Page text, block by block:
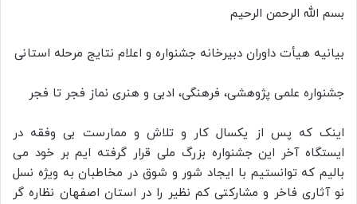
بسم الله الرحمن الرحیم
بیانیه هیأت داوران دبیرخانه جشنواره و اعلام نتایج مرحله استانی
جشنواره علمی پژوهشی، فرهنگی، ادبی و هنری نماز فجر تا فجر
اینک که پس از یکسال کار و تلاش و ممارست بی وفقه در
ایستگاه آخر این جشنواره بزرگ ملی قرار گرفته ایم بر خود می
بالیم که توانستیم با ایجاد شور و شوق در مخاطبان به ویژه نسل
نو آثاری فاخر و مشارکتی کم نظیر را در استان اصفهان نظاره گر